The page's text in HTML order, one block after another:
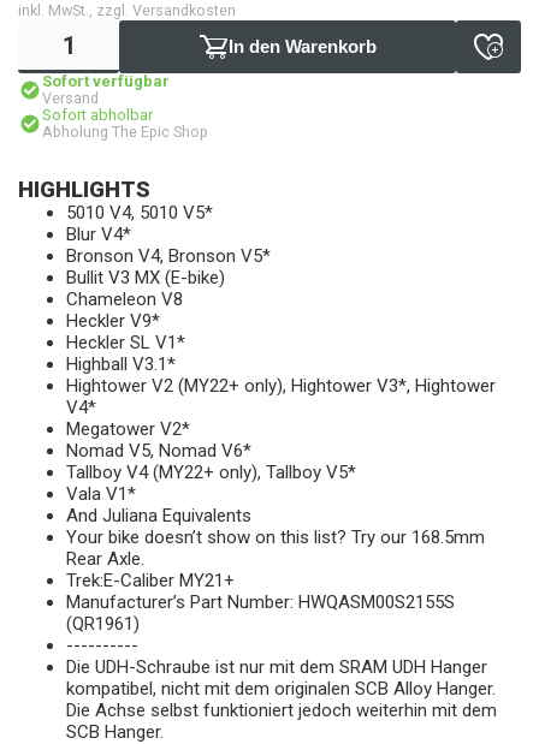
inkl. MwSt., zzgl. Versandkosten
In den Warenkorb
Sofort verfügbar
Versand
Sofort abholbar
Abholung The Epic Shop
HIGHLIGHTS
5010 V4, 5010 V5*
Blur V4*
Bronson V4, Bronson V5*
Bullit V3 MX (E-bike)
Chameleon V8
Heckler V9*
Heckler SL V1*
Highball V3.1*
Hightower V2 (MY22+ only), Hightower V3*, Hightower
V4*
Megatower V2*
Nomad V5, Nomad V6*
Tallboy V4 (MY22+ only), Tallboy V5*
Vala V1*
And Juliana Equivalents
Your bike doesn’t show on this list? Try our 168.5mm
Rear Axle.
Trek:E-Caliber MY21+
Manufacturer’s Part Number: HWQASM00S2155S
(QR1961)
----------
Die UDH-Schraube ist nur mit dem SRAM UDH Hanger
kompatibel, nicht mit dem originalen SCB Alloy Hanger.
Die Achse selbst funktioniert jedoch weiterhin mit dem
SCB Hanger.